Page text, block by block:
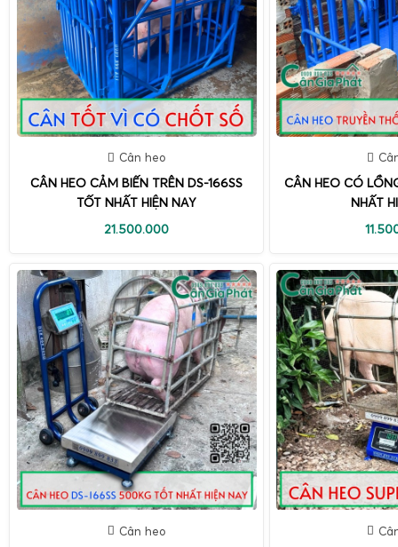
Cân heo
CÂN HEO CẢM BIẾN TRÊN DS-166SS
TỐT NHẤT HIỆN NAY
21.500.000
CÂN HEO CÓ
NHẤT
Cân heo